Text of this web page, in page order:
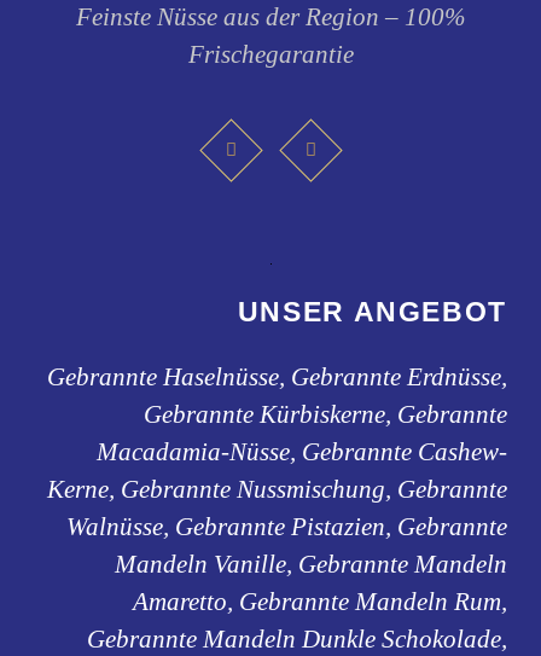
Feinste Nüsse aus der Region – 100%
Frischegarantie
UNSER ANGEBOT
Gebrannte Haselnüsse, Gebrannte Erdnüsse,
Gebrannte Kürbiskerne, Gebrannte
Macadamia-Nüsse, Gebrannte Cashew-
Kerne, Gebrannte Nussmischung, Gebrannte
Walnüsse, Gebrannte Pistazien, Gebrannte
Mandeln Vanille, Gebrannte Mandeln
Amaretto, Gebrannte Mandeln Rum,
Gebrannte Mandeln Dunkle Schokolade,